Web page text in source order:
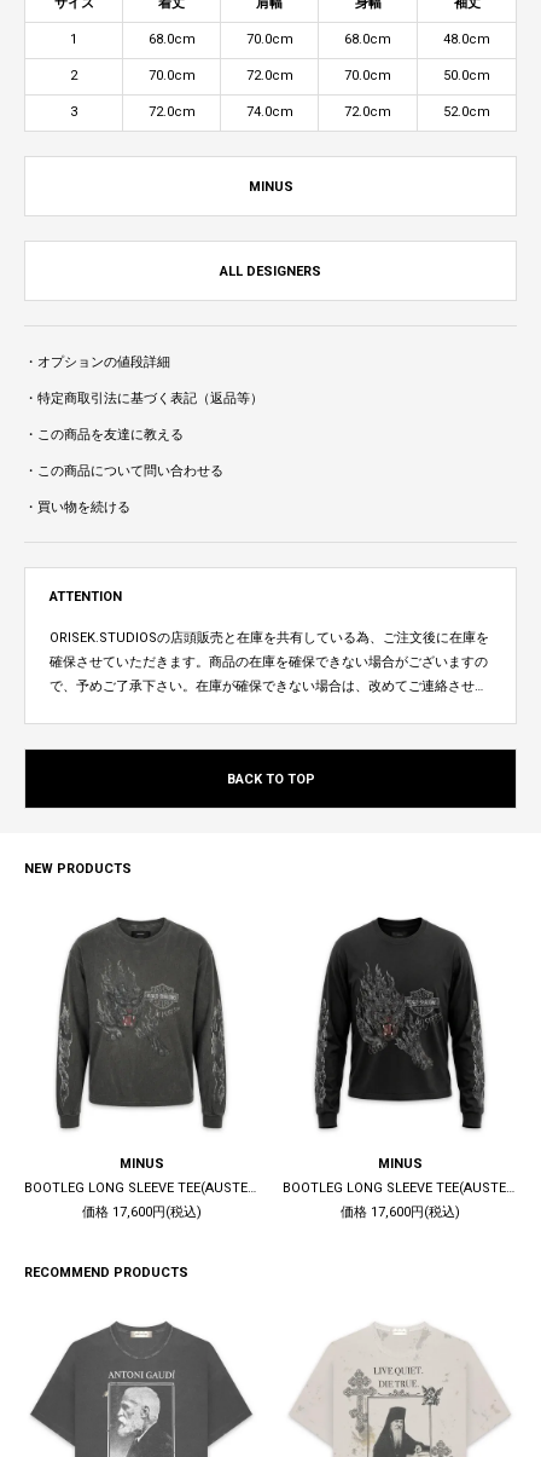
1 68.0cm 70.0cm 68.0cm 48.0cm
2 70.0cm 72.0cm 70.0cm 50.0cm
3 72.0cm 74.0cm 72.0cm 52.0cm
MINUS
ALL DESIGNERS
・オプションの値段詳細
・特定商取引法に基づく表記（返品等）
・この商品を友達に教える
・この商品について問い合わせる
・買い物を続ける
ATTENTION
ORISEK.STUDIOSの店頭販売と在庫を共有している為、ご注文後に在庫を
確保させていただきます。商品の在庫を確保できない場合がございますの
で、予めご了承下さい。在庫が確保できない場合は、改めてご連絡させて
BACK TO TOP
NEW PRODUCTS
MINUS
BOOTLEG LONG SLEEVE TEE(AUSTERE) / 10YEARS BLACK
価格 17,600円(税込)
MINUS
BOOTLEG LONG SLEEVE TEE(AUSTERE) / 5YEARS BLACK
価格 17,600円(税込)
RECOMMEND PRODUCTS